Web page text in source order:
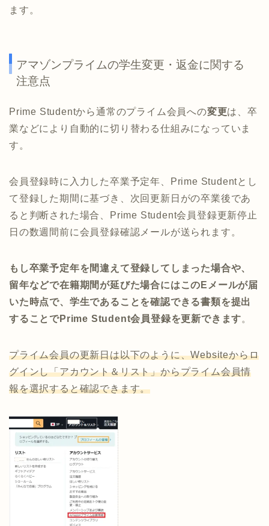
ます。
アマゾンプライムの学生変更・返金に関する
注意点
Prime Studentから通常のプライム会員への変更は、卒
業などにより自動的に切り替わる仕組みになっていま
す。
会員登録時に入力した卒業予定年、Prime Studentとし
て登録した期間に基づき、次回更新日がの卒業後であ
ると判断された場合、Prime Student会員登録更新停止
日の数週間前に会員登録確認メールが送られます。
もし卒業予定年を間違えて登録してしまった場合や、
留年などで在籍期間が延びた場合にはこのEメールが届
いた時点で、学生であることを確認できる書類を提出
することでPrime Student会員登録を更新できます。
プライム会員の更新日は以下のように、Websiteからロ
グインし「アカウント＆リスト」からプライム会員情
報を選択すると確認できます。